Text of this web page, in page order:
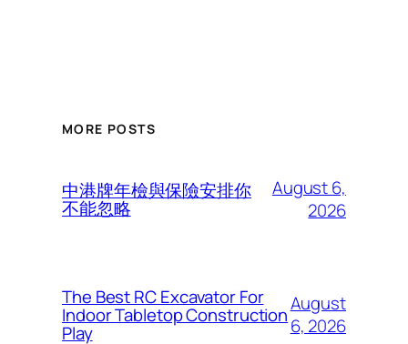
MORE POSTS
中港牌年檢與保險安排你
不能忽略
August 6,
2026
The Best RC Excavator For
Indoor Tabletop Construction
Play
August
6, 2026